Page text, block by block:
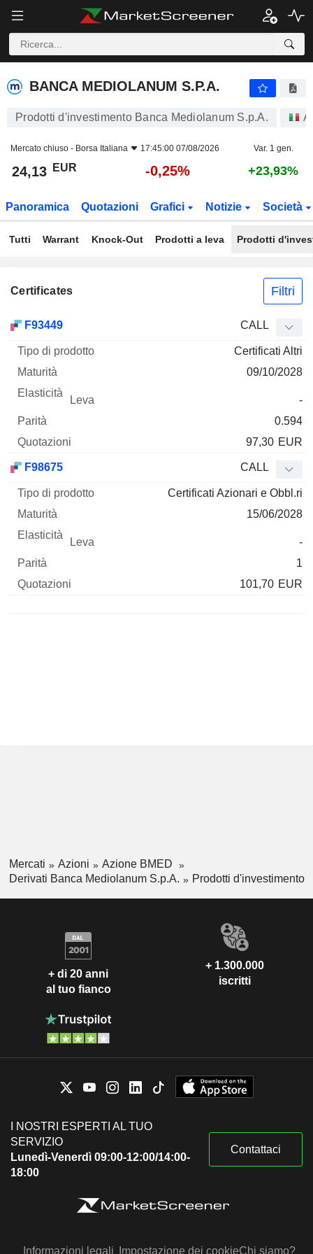
BANCA MEDIOLANUM S.P.A.
BANCA MEDIOLANUM S.P.A.
Prodotti d'investimento Banca Mediolanum S.p.A.
Mercato chiuso - Borsa Italiana 17:45:00 07/08/2026 Var. 1 gen.
24,13 EUR -0,25% +23,93%
Panoramica Quotazioni Grafici Notizie Società
Tutti Warrant Knock-Out Prodotti a leva Prodotti
Certificates Filtri
F93449 CALL
Certificati Altri
09/10/2028
-
0.594
97,30 EUR
F98675 CALL
Certificati Azionari e Obbl.ri
15/06/2028
-
1
101,70 EUR
Mercati Azioni
Azione BMED
Derivati Banca Mediolanum S.p.A.
Prodotti d'investimento
+ di 20 anni
al tuo fianco
+ 1.300.000
iscritti
I NOSTRI ESPERTI AL TUO
SERVIZIO
Lunedì-Venerdì 09:00-12:00/14:00-
18:00
Contattaci
Informazioni legali Impostazione dei cookieChi siamo?